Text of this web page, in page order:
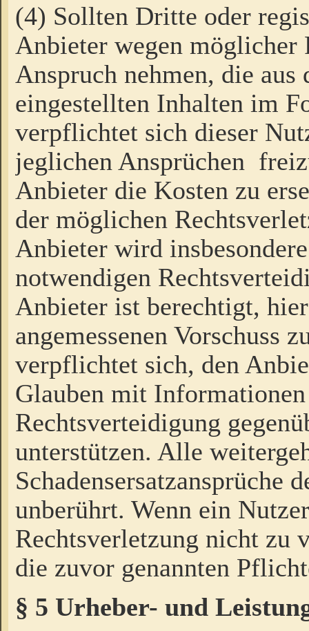
(4) Sollten Dritte oder
Anbieter wegen möglicher
Anspruch nehmen, die
eingestellten Inhalten im
verpflichtet sich dieser
jeglichen Ansprüchen
Anbieter die Kosten zu
der möglichen
Anbieter wird
notwendigen
Anbieter ist berechtigt,
angemessenen Vorschuss
verpflichtet sich, den
Glauben mit
Rechtsverteidigung
unterstützen. Alle
Schadensersatzansprüche
unberührt. Wenn ein
Rechtsverletzung nicht zu
die zuvor genannten
§ 5 Urheber- und